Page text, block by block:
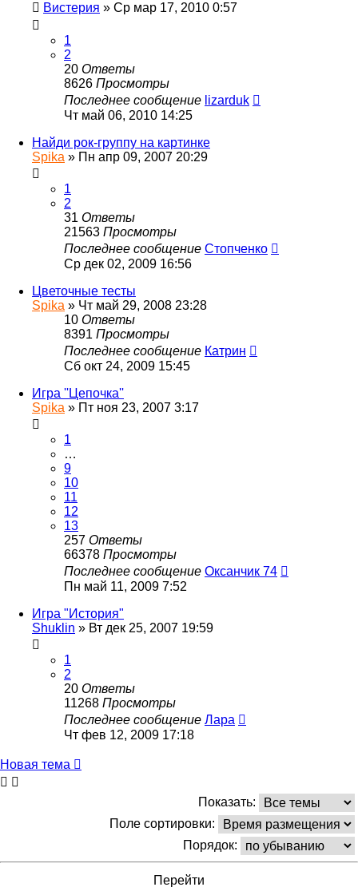
Вистерия » Ср мар 17, 2010 0:57
1
2
20 Ответы
8626 Просмотры
Последнее сообщение lizarduk
Чт май 06, 2010 14:25
Найди рок-группу на картинке
Spika » Пн апр 09, 2007 20:29
1
2
31 Ответы
21563 Просмотры
Последнее сообщение Стопченко
Ср дек 02, 2009 16:56
Цветочные тесты
Spika » Чт май 29, 2008 23:28
10 Ответы
8391 Просмотры
Последнее сообщение Катрин
Сб окт 24, 2009 15:45
Игра ''Цепочка''
Spika » Пт ноя 23, 2007 3:17
1
…
9
10
11
12
13
257 Ответы
66378 Просмотры
Последнее сообщение Оксанчик 74
Пн май 11, 2009 7:52
Игра "История"
Shuklin » Вт дек 25, 2007 19:59
1
2
20 Ответы
11268 Просмотры
Последнее сообщение Лара
Чт фев 12, 2009 17:18
Новая
тема
Новая тема
Показать:
Поле сортировки:
Порядок: